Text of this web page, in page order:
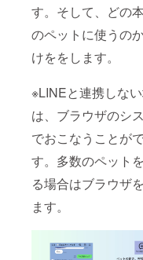
す。そして、どの
のペットに使うの
けををします。
※LINEと連携しな
は、ブラウザのシ
でおこなうことが
す。多数のペット
る場合はブラウザ
ます。